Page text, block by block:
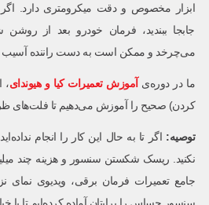
ابزار مخصوص و دقت میکرومتری دارد.
جابجا ببندید، فرمان خودرو بعد از
می‌چرخد و ممکن است به دست راننده آسیب
ما در دوره‌ی آموزش تعمیرات کیا و هیوندای،
کردن) صحیح را آموزش می‌دهیم تا فلت‌های
توصیه: اگر تا به حال این کار را انجام
نکنید. ریسک شکستن سنسور و هزینه چند
جامع تعمیرات فرمان برقی، ویدیوی نمای